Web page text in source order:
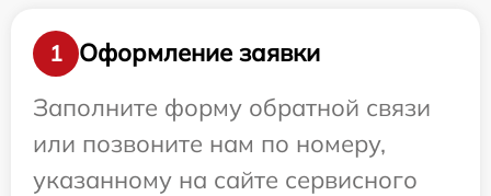
1
Оформление заявки
Заполните форму обратной связи
или позвоните нам по номеру,
указанному на сайте сервисного